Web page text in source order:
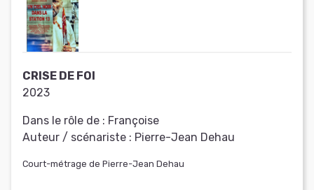
CRISE DE FOI
2023
Dans le rôle de : Françoise
Auteur / scénariste : Pierre-Jean Dehau
Court-métrage de Pierre-Jean Dehau